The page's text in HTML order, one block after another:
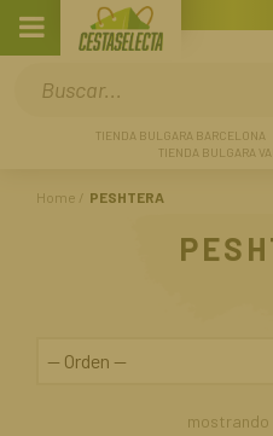
TIENDA BULGARA BARCELONA
TIENDA BULGARA
Home PESHTERA
mostrando